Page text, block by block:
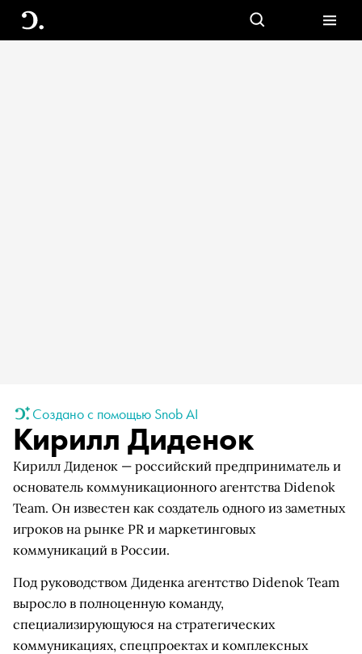
Создано с помощью Snob AI
Кирилл Диденок
Кирилл Диденок — российский предприниматель и
основатель коммуникационного агентства Didenok
Team. Он известен как создатель одного из заметных
игроков на рынке PR и маркетинговых
коммуникаций в России.
Под руководством Диденка агентство Didenok Team
выросло в полноценную команду,
специализирующуюся на стратегических
коммуникациях, спецпроектах и комплексных